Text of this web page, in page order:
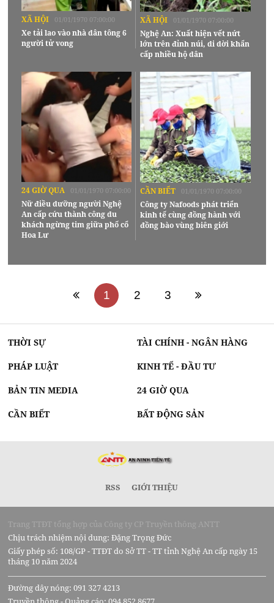
XÃ HỘI 01/01/1970 07:00:00
Xe tải lao vào nhà dân tông 6
người tử vong
XÃ HỘI 01/01/1970 07:00:00
Nghệ An: Xuất hiện vết nứt
lớn trên đỉnh núi, di dời khẩn
cấp nhiều hộ dân
24 GIỜ QUA 01/01/1970 07:00:00
Nữ điều dưỡng người Nghệ
An cấp cứu thành công du
khách ngừng tim giữa phố cổ
Hoa Lư
CẦN BIẾT 01/01/1970 07:00:00
Công ty Nafoods phát triển
kinh tế cùng đồng hành với
đồng bào vùng biên giới
1 2 3
THỜI SỰ TÀI CHÍNH - NGÂN HÀNG
PHÁP LUẬT KINH TẾ - ĐẦU TƯ
BẢN TIN MEDIA 24 GIỜ QUA
CẦN BIẾT BẤT ĐỘNG SẢN
RSS GIỚI THIỆU
Trang TTĐT tổng hợp của Công ty CP Truyền thông ANTT
Chịu trách nhiệm nội dung: Đặng Trọng Đức
Giấy phép số: 108/GP - TTĐT do Sở TT - TT tỉnh Nghệ An cấp ngày 15
tháng 10 năm 2024
Đường dây nóng: 091 327 4213